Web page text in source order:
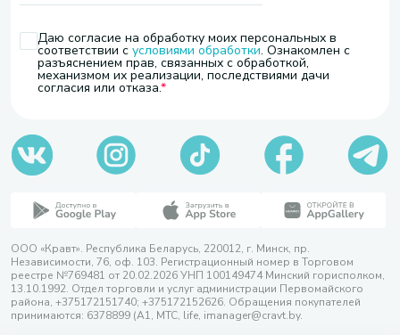
Даю согласие на обработку моих персональных в
соответствии с условиями обработки. Ознакомлен с
разъяснением прав, связанных с обработкой,
механизмом их реализации, последствиями дачи
согласия или отказа.
ООО «Кравт». Республика Беларусь, 220012, г. Минск, пр.
Независимости, 76, оф. 103. Регистрационный номер в Торговом
реестре №769481 от 20.02.2026 УНП 100149474 Минский горисполком,
13.10.1992. Отдел торговли и услуг администрации Первомайского
района, +375172151740; +375172152626. Обращения покупателей
принимаются: 6378899 (А1, МТС, life, imanager@cravt.by.